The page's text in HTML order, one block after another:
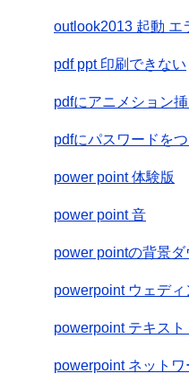
outlook2013 起動 エ
pdf ppt 印刷できない
pdfにアニメション挿
pdfにパスワードを
power point 体験版
power point 音
power pointの背景ダ
powerpoint ウェディ
powerpoint テキス
powerpoint ネットワ